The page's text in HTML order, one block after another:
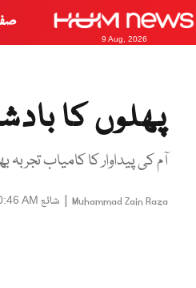
9 Aug, 2026
پھلوں کا
آم کی پیداوار کا کامیاب
Muhammad Zain Raza
| شائع AM